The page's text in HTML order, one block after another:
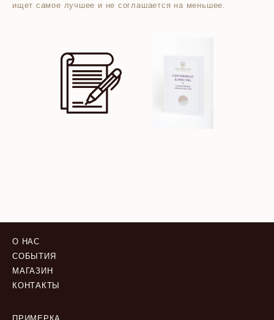
ищет самое лучшее и не соглашается на меньшее.
О НАС
СОБЫТИЯ
МАГАЗИН
КОНТАКТЫ